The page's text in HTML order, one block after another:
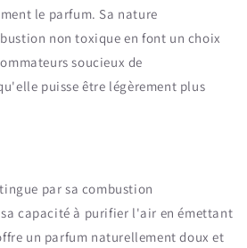
le parfum. Sa nature
non toxique en font un choix
soucieux de
puisse être légèrement plus
par sa combustion
capacité à purifier l'air en émettant
un parfum naturellement doux et